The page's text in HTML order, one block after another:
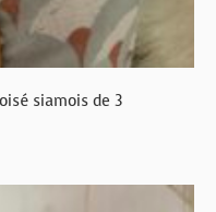
siamois de 3